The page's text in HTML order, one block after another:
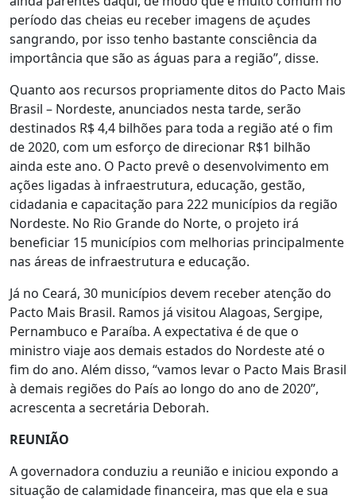
período das cheias eu receber imagens de açudes
sangrando, por isso tenho bastante consciência da
importância que são as águas para a região”, disse.
Quanto aos recursos propriamente ditos do Pacto Mais
Brasil – Nordeste, anunciados nesta tarde, serão
destinados R$ 4,4 bilhões para toda a região até o fim
de 2020, com um esforço de direcionar R$1 bilhão
ainda este ano. O Pacto prevê o desenvolvimento em
ações ligadas à infraestrutura, educação, gestão,
cidadania e capacitação para 222 municípios da região
Nordeste. No Rio Grande do Norte, o projeto irá
beneficiar 15 municípios com melhorias principalmente
nas áreas de infraestrutura e educação.
Já no Ceará, 30 municípios devem receber atenção do
Pacto Mais Brasil. Ramos já visitou Alagoas, Sergipe,
Pernambuco e Paraíba. A expectativa é de que o
ministro viaje aos demais estados do Nordeste até o
fim do ano. Além disso, “vamos levar o Pacto Mais Brasil
à demais regiões do País ao longo do ano de 2020”,
acrescenta a secretária Deborah.
REUNIÃO
A governadora conduziu a reunião e iniciou expondo a
situação de calamidade financeira, mas que ela e sua